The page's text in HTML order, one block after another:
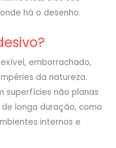
há o desenho.
emborrachado,
da natureza.
superfícies não planas
longa duração, como
internos e